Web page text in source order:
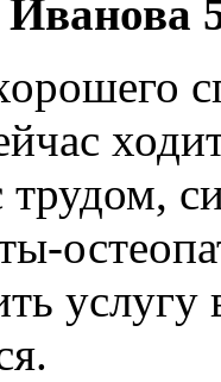
трудом,